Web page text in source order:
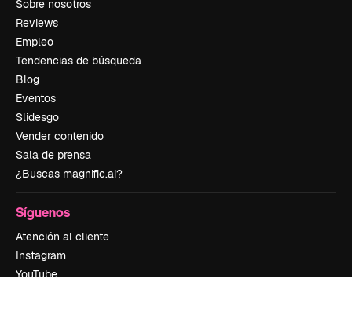
Sobre nosotros
Reviews
Empleo
Tendencias de búsqueda
Blog
Eventos
Slidesgo
Vender contenido
Sala de prensa
¿Buscas magnific.ai?
Síguenos
Atención al cliente
Instagram
YouTube